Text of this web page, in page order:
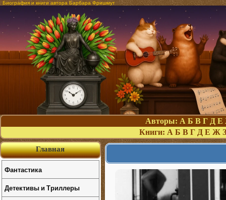
Биография и книги автора Барбара Фришмут
Авторы: А Б В Г Д Е
Книги: А Б В Г Д Е Ж З
Главная
Фантастика
Детективы и Триллеры